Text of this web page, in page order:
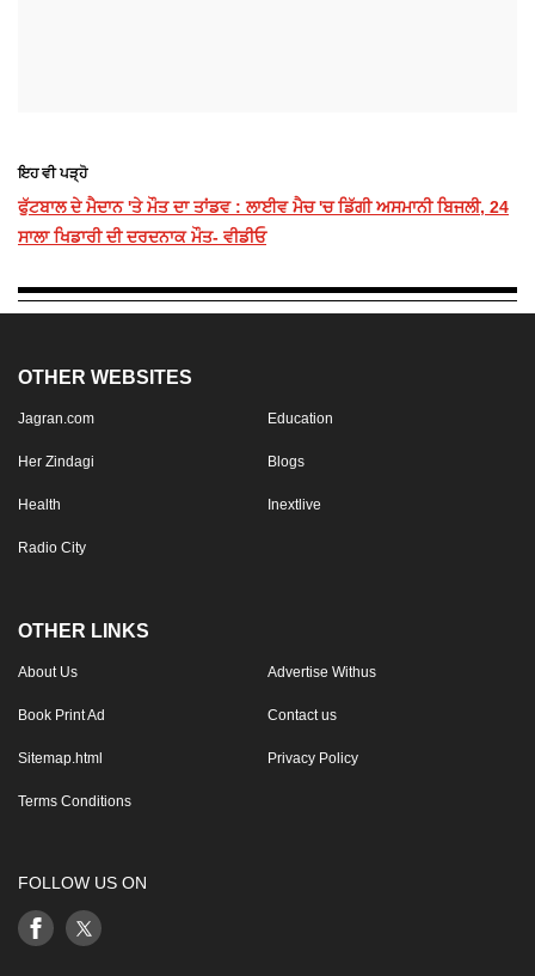
ਇਹ ਵੀ ਪੜ੍ਹੋ
ਫੁੱਟਬਾਲ ਦੇ ਮੈਦਾਨ 'ਤੇ ਮੌਤ ਦਾ ਤਾਂਡਵ : ਲਾਈਵ ਮੈਚ 'ਚ ਡਿੱਗੀ ਅਸਮਾਨੀ ਬਿਜਲੀ, 24
ਸਾਲਾ ਖਿਡਾਰੀ ਦੀ ਦਰਦਨਾਕ ਮੌਤ- ਵੀਡੀਓ
OTHER WEBSITES
Jagran.com Education
Her Zindagi Blogs
Health Inextlive
Radio City
OTHER LINKS
About Us Advertise Withus
Book Print Ad Contact us
Sitemap.html Privacy Policy
Terms Conditions
FOLLOW US ON